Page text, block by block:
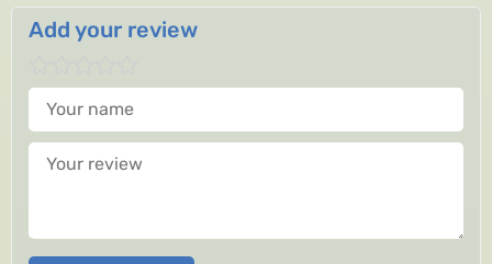
Add your review
Your name
Your review